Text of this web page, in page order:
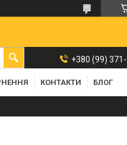
+380 (99)
КОНТАКТИ БЛОГ